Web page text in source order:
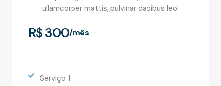
ullamcorper mattis, pulvinar dapibus leo.
R$ 300/mês
Serviço 1